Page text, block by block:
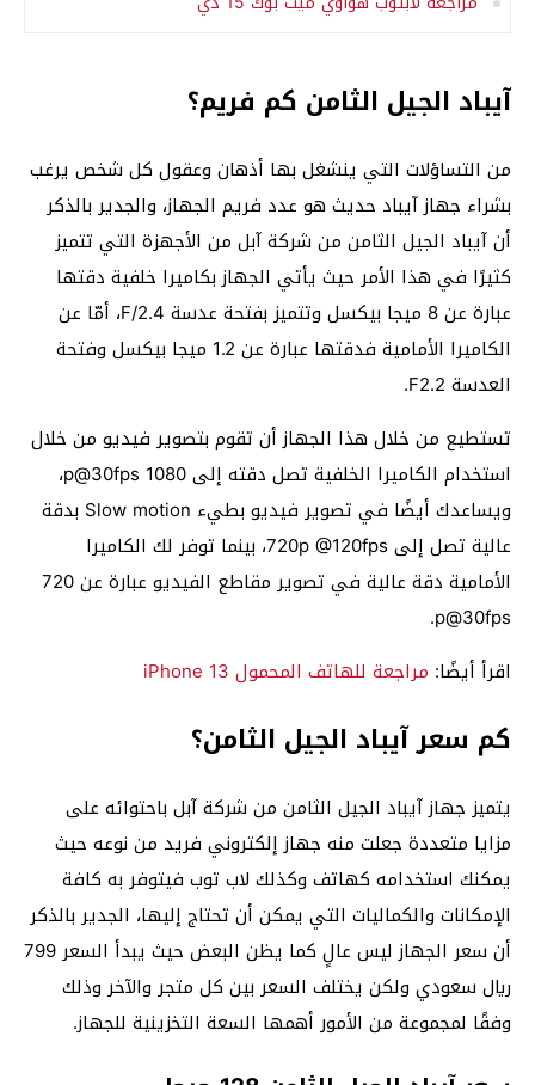
آيباد الجيل الثامن كم فريم؟
من التساؤلات التي ينشغل بها أذهان وعقول كل شخص يرغب
بشراء جهاز آيباد حديث هو عدد فريم الجهاز، والجدير بالذكر
أن آيباد الجيل الثامن من شركة آبل من الأجهزة التي تتميز
كثيرًا في هذا الأمر حيث يأتي الجهاز بكاميرا خلفية دقتها
عبارة عن 8 ميجا بيكسل وتتميز بفتحة عدسة F/2.4، أمّا عن
الكاميرا الأمامية فدقتها عبارة عن 1.2 ميجا بيكسل وفتحة
العدسة F2.2.
تستطيع من خلال هذا الجهاز أن تقوم بتصوير فيديو من خلال
استخدام الكاميرا الخلفية تصل دقته إلى 1080 p@30fps،
ويساعدك أيضًا في تصوير فيديو بطيء Slow motion بدقة
عالية تصل إلى 720p @120fps، بينما توفر لك الكاميرا
الأمامية دقة عالية في تصوير مقاطع الفيديو عبارة عن 720
p@30fps.
اقرأ أيضًا: مراجعة للهاتف المحمول iPhone 13
كم سعر آيباد الجيل الثامن؟
يتميز جهاز آيباد الجيل الثامن من شركة آبل باحتوائه على
مزايا متعددة جعلت منه جهاز إلكتروني فريد من نوعه حيث
يمكنك استخدامه كهاتف وكذلك لاب توب فيتوفر به كافة
الإمكانات والكماليات التي يمكن أن تحتاج إليها، الجدير بالذكر
أن سعر الجهاز ليس عالٍ كما يظن البعض حيث يبدأ السعر 799
ريال سعودي ولكن يختلف السعر بين كل متجر والآخر وذلك
وفقًا لمجموعة من الأمور أهمها السعة التخزينية للجهاز.